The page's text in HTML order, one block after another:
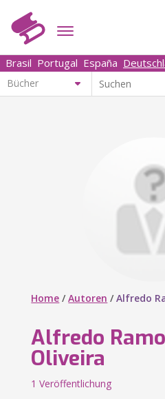
Brasil Portugal España
Home /Autoren /Alfredo
Alfredo
Oliveira
1 Veröffentlichung